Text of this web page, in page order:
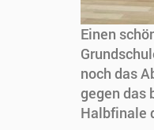
Einen
noch das
gegen das
Halbfinale